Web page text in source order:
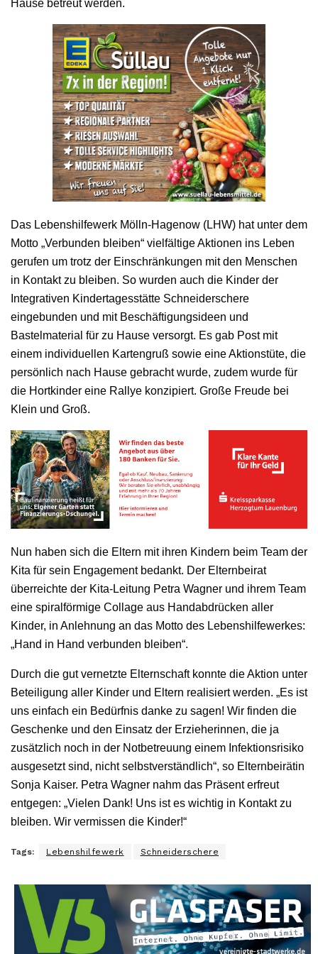
Hause betreut werden.
Das Lebenshilfewerk Mölln-Hagenow (LHW) hat unter dem
Motto „Verbunden bleiben“ vielfältige Aktionen ins Leben
gerufen um trotz der Einschränkungen mit den Menschen
in Kontakt zu bleiben. So wurden auch die Kinder der
Integrativen Kindertagesstätte Schneiderschere
eingebunden und mit Beschäftigungsideen und
Bastelmaterial für zu Hause versorgt. Es gab Post mit
einem individuellen Kartengruß sowie eine Aktionstüte, die
persönlich nach Hause gebracht wurde, zudem wurde für
die Hortkinder eine Rallye konzipiert. Große Freude bei
Klein und Groß.
Nun haben sich die Eltern mit ihren Kindern beim Team der
Kita für sein Engagement bedankt. Der Elternbeirat
überreichte der Kita-Leitung Petra Wagner und ihrem Team
eine spiralförmige Collage aus Handabdrücken aller
Kinder, in Anlehnung an das Motto des Lebenshilfewerkes:
„Hand in Hand verbunden bleiben“.
Durch die gut vernetzte Elternschaft konnte die Aktion unter
Beteiligung aller Kinder und Eltern realisiert werden. „Es ist
uns einfach ein Bedürfnis danke zu sagen! Wir finden die
Geschenke und den Einsatz der Erzieherinnen, die ja
zusätzlich noch in der Notbetreuung einem Infektionsrisiko
ausgesetzt sind, nicht selbstverständlich“, so Elternbeirätin
Sonja Kaiser. Petra Wagner nahm das Präsent erfreut
entgegen: „Vielen Dank! Uns ist es wichtig in Kontakt zu
bleiben. Wir vermissen die Kinder!“
Tags: Lebenshilfewerk Schneiderschere